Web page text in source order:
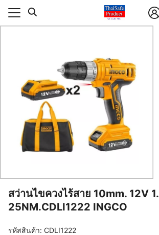
Skip
รและกิจกรรม
กับเรา
รและกิจกรรม
นกับเรา
สว่านไขควงไร้สาย 10mm. 12V
25NM.CDLI1222 INGCO
รหัสสินค้า: CDLI1222